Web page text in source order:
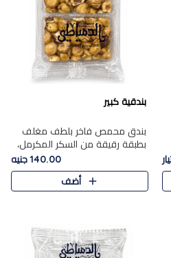
بندقية كبير
بندق محمص فاخر بلطف مغلف
بطبقة رقيقة من السكر المكرمل،
يجمع بين النكهة الغنية ناتي
والقرمشة الراقية المرضية في
حلوى شرقية أنيقه بطابع مميز.
140.00 جنيه
أضف